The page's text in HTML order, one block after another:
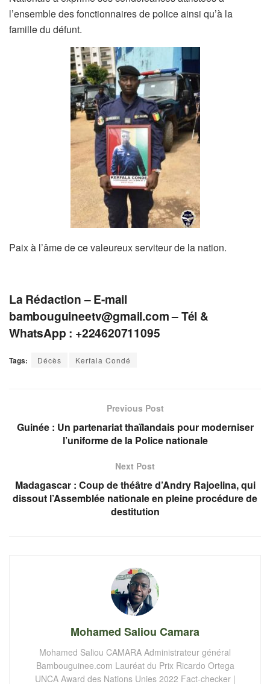
l’ensemble des fonctionnaires de police ainsi qu’à la
famille du défunt.
Paix à l’âme de ce valeureux serviteur de la nation.
La Rédaction – E-mail
bambouguineetv@gmail.com– Tél &
WhatsApp : +224620711095
Tags: Décès Kerfala Condé
Previous Post
Guinée : Un partenariat thaïlandais pour moderniser
l’uniforme de la Police nationale
Next Post
Madagascar : Coup de théâtre d’Andry Rajoelina, qui
dissout l’Assemblée nationale en pleine procédure de
destitution
Mohamed Saliou Camara
Mohamed Saliou CAMARA Administrateur général
Bambouguinee.com Lauréat du Prix Ricardo Ortega
UNCA Award des Nations Unies 2022 Fact-checker |